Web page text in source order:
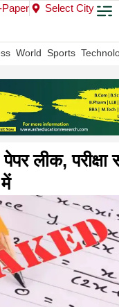
Paper Select City
World Sports
लीक,